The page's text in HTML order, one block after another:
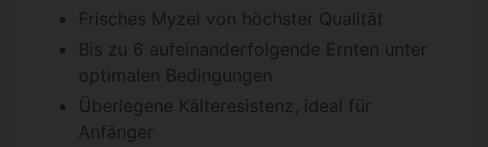
Frisches Myzel von höchster Qualität
Bis zu 6 aufeinanderfolgende Ernten unter
optimalen Bedingungen
Überlegene Kälteresistenz, ideal für
Anfänger